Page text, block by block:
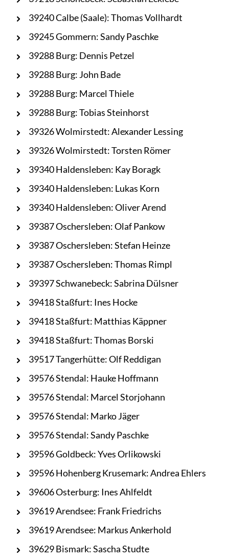
39240 Calbe (Saale): Thomas Vollhardt
39245 Gommern: Sandy Paschke
39288 Burg: Dennis Petzel
39288 Burg: John Bade
39288 Burg: Marcel Thiele
39288 Burg: Tobias Steinhorst
39326 Wolmirstedt: Alexander Lessing
39326 Wolmirstedt: Torsten Römer
39340 Haldensleben: Kay Boragk
39340 Haldensleben: Lukas Korn
39340 Haldensleben: Oliver Arend
39387 Oschersleben: Olaf Pankow
39387 Oschersleben: Stefan Heinze
39387 Oschersleben: Thomas Rimpl
39397 Schwanebeck: Sabrina Dülsner
39418 Staßfurt: Ines Hocke
39418 Staßfurt: Matthias Käppner
39418 Staßfurt: Thomas Borski
39517 Tangerhütte: Olf Reddigan
39576 Stendal: Hauke Hoffmann
39576 Stendal: Marcel Storjohann
39576 Stendal: Marko Jäger
39576 Stendal: Sandy Paschke
39596 Goldbeck: Yves Orlikowski
39596 Hohenberg Krusemark: Andrea Ehlers
39606 Osterburg: Ines Ahlfeldt
39619 Arendsee: Frank Friedrichs
39619 Arendsee: Markus Ankerhold
39629 Bismark: Sascha Studte